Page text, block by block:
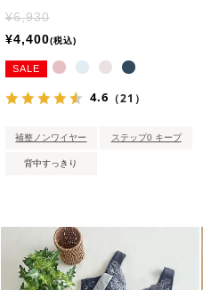
¥6,930
¥4,400 税込
SALE
4.6 （21）
補整ノンワイヤー ステップ0 キープ
背中すっきり